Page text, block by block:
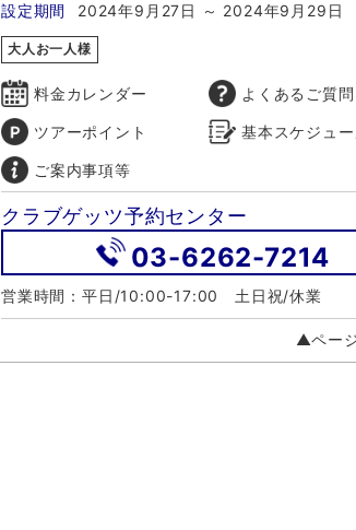
設定期間 2024年9月27日 ～ 2024年9月29日
大人お一人様
料金カレンダー よくあるご質問
ツアーポイント 基本スケジュ
ご案内事項等
クラブゲッツ予約センター
03-6262-7214
営業時間：平日/10:00-17:00 土日祝/休業
▲ペー